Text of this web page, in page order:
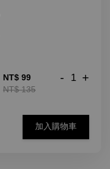
NT$ 99
NT$ 135
- +
加入購物車